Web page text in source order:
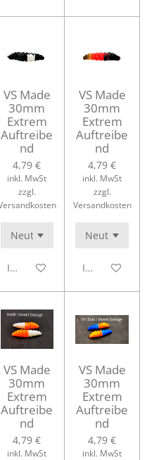
VS Made
30mm
Extrem
Auftreibe
nd
4,79 €
inkl. MwSt
zzgl.
In den Warenkorb
VS Made
30mm
Extrem
Auftreibe
nd
4,79 €
inkl. MwSt
zzgl.
Versandkosten
In den
VS Made
30mm
Extrem
Auftreibe
nd
4,79 €
inkl. MwSt
VS Made
30mm
Extrem
Auftreibe
nd
4,79 €
inkl. MwSt